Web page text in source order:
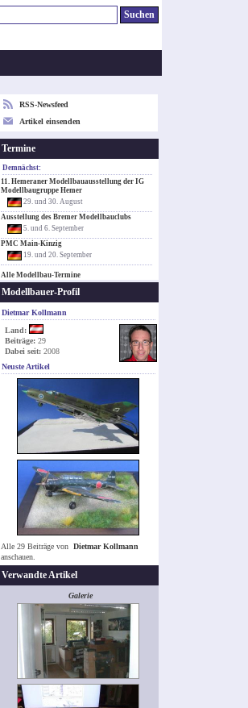
RSS-Newsfeed
Artikel einsenden
Termine
Demnächst:
11. Hemeraner Modellbauausstellung der IG
Modellbaugruppe Hemer
29. und 30. August
Ausstellung des Bremer Modellbauclubs
5. und 6. September
PMC Main-Kinzig
19. und 20. September
Alle Modellbau-Termine
Modellbauer-Profil
Dietmar Kollmann
Land:
Beiträge: 29
Dabei seit: 2008
Neuste Artikel
Alle 29 Beiträge von Dietmar Kollmann
anschauen.
Verwandte Artikel
Galerie